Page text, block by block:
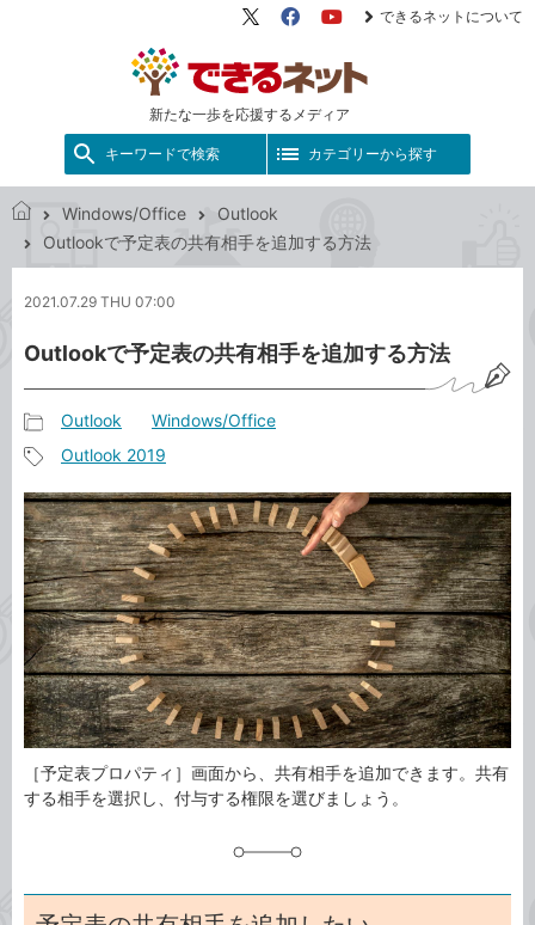
新たな一歩を応援するメディア
X（旧
FacebookYouTube
できるネットについて
キーワードで検索 カテゴリーから探す
で
ネ
ト
Windows/Office
Outlook
Outlookで予定表の共有相手を追加する方法
2021.07.29 THU 07:00
Outlookで予定表の共有相手を追加する方法
事
カ
テ
ゴ
リ
Outlook Windows/Office
事
タ
グ
Outlook 2019
［予定表プロパティ］画面から、共有相手を追加できます。共有
する相手を選択し、付与する権限を選びましょう。